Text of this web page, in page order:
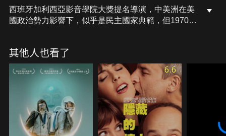
西班牙加利西亞影音學院大獎提名導演，中美洲在美
國政治勢力影響下，似乎是民主國家典範，但1970年
政府諷刺性電視節目，卻依舊在政府白色恐怖下，以
愛人生命要脅，只能讓情人遠離自己，直到人民政
變…
其他人也看了
6.6